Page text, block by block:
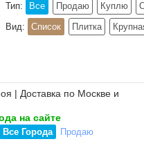
Тип: Все Продаю Куплю
Вид:
Список Плитка
| Доставка по Москве и
на сайте
Все Города Продаю